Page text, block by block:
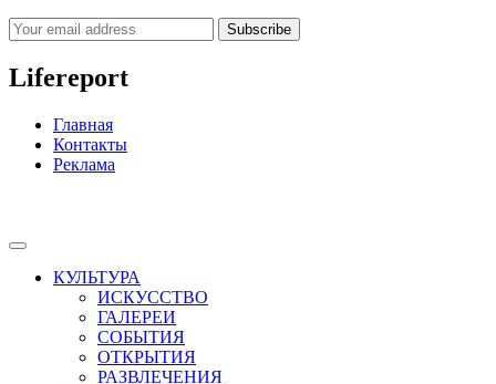
Subscribe
Lifereport
Главная
Контакты
Реклама
КУЛЬТУРА
ИСКУССТВО
ГАЛЕРЕИ
СОБЫТИЯ
ОТКРЫТИЯ
РАЗВЛЕЧЕНИЯ